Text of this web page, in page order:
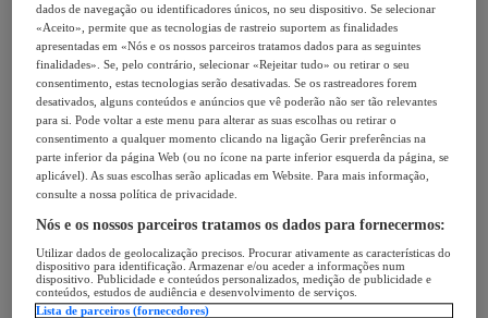
dados de navegação ou identificadores únicos, no seu dispositivo. Se selecionar
«Aceito», permite que as tecnologias de rastreio suportem as finalidades
apresentadas em «Nós e os nossos parceiros tratamos dados para as seguintes
finalidades». Se, pelo contrário, selecionar «Rejeitar tudo» ou retirar o seu
consentimento, estas tecnologias serão desativadas. Se os rastreadores forem
desativados, alguns conteúdos e anúncios que vê poderão não ser tão relevantes
para si. Pode voltar a este menu para alterar as suas escolhas ou retirar o
consentimento a qualquer momento clicando na ligação Gerir preferências na
parte inferior da página Web (ou no ícone na parte inferior esquerda da página, se
aplicável). As suas escolhas serão aplicadas em Website. Para mais informação,
consulte a nossa política de privacidade.
Nós e os nossos parceiros tratamos os dados para fornecermos:
Utilizar dados de geolocalização precisos. Procurar ativamente as características do
dispositivo para identificação. Armazenar e/ou aceder a informações num
dispositivo. Publicidade e conteúdos personalizados, medição de publicidade e
conteúdos, estudos de audiência e desenvolvimento de serviços.
Lista de parceiros (fornecedores)